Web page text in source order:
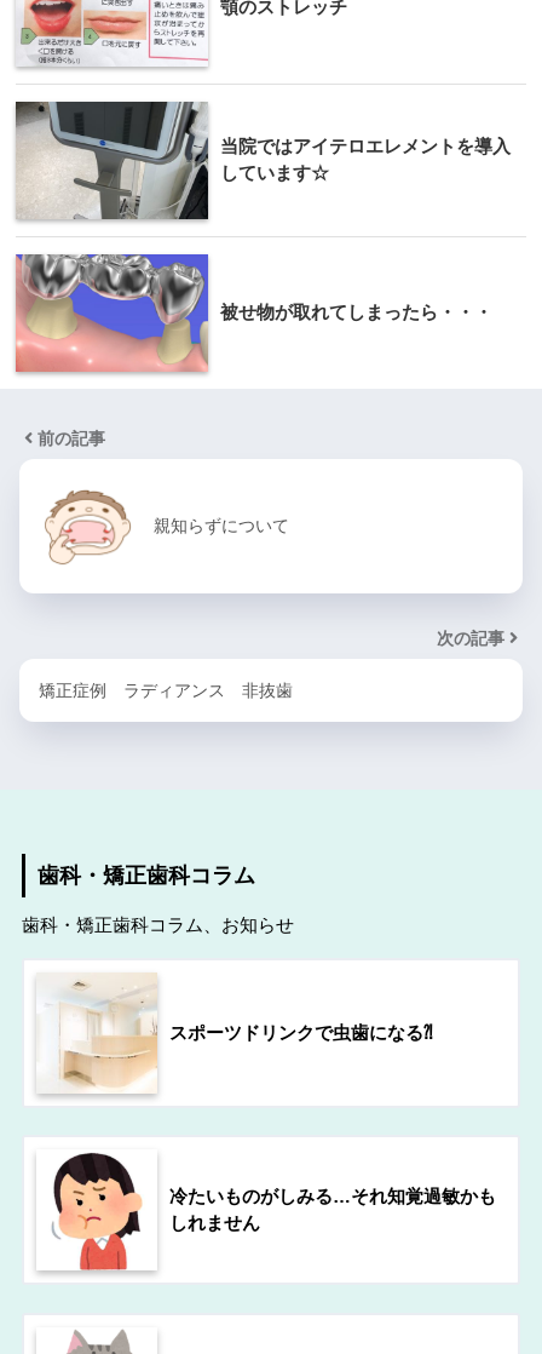
顎のストレッチ
当院ではアイテロエレメントを導入
しています☆
被せ物が取れてしまったら・・・
前の記事
親知らずについて
次の記事
矯正症例 ラディアンス 非抜歯
歯科・矯正歯科コラム
歯科・矯正歯科コラム、お知らせ
スポーツドリンクで虫歯になる⁈
冷たいものがしみる…それ知覚過敏かも
しれません